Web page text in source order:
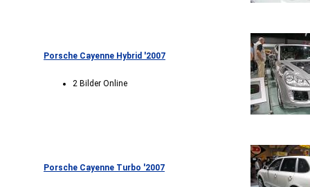
Porsche Cayenne Hybrid '2007
2 Bilder Online
Porsche Cayenne Turbo '2007